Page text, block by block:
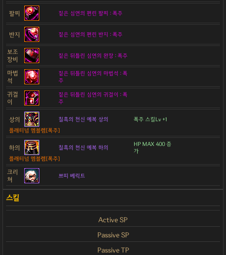
팔찌 짙은 심연의 편린 팔찌 : 폭주
반지 짙은 심연의 편린 반지 : 폭주
보조
장비
짙은 뒤틀린 심연의 완장 : 폭주
마법
석
짙은 뒤틀린 심연의 마법석 : 폭
주
귀걸
이
짙은 뒤틀린 심연의 귀걸이 : 폭
주
상의 칠흑의 천신 예복 상의
폭주 스킬Lv +1
플래티넘 엠블렘[폭주]
하의 칠흑의 천신 예복 하의
HP MAX 400 증
가
플래티넘 엠블렘[폭주]
크리
쳐
쁘띠 베릭트
Active SP
Passive SP
Passive TP